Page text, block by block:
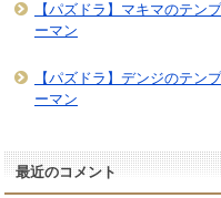
【パズドラ】マキマのテン
ーマン
【パズドラ】デンジのテン
ーマン
最近のコメント